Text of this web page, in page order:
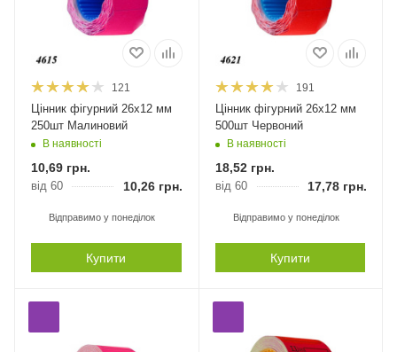
121
Цінник фігурний 26х12 мм
250шт Малиновий
В наявності
10,69 грн.
від 60 10,26 грн.
Відправимо у понеділок
Купити
191
Цінник фігурний 26х12 мм
500шт Червоний
В наявності
18,52грн.
від 60 17,78грн.
Відправимо у понеділок
Купити